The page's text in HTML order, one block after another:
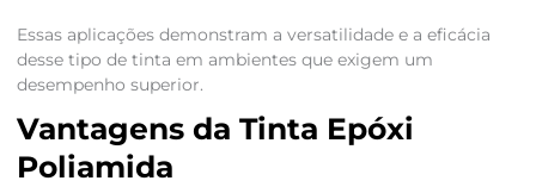
Essas aplicações demonstram a versatilidade e a eficácia
desse tipo de tinta em ambientes que exigem um
desempenho superior.
Vantagens da Tinta Epóxi
Poliamida